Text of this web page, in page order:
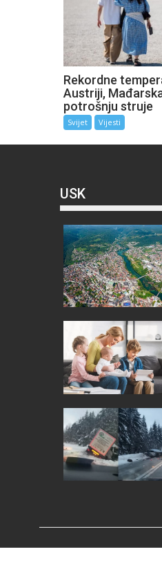
Rekordne
Austriji,
potrošnju struje
Svijet Vijesti
USK